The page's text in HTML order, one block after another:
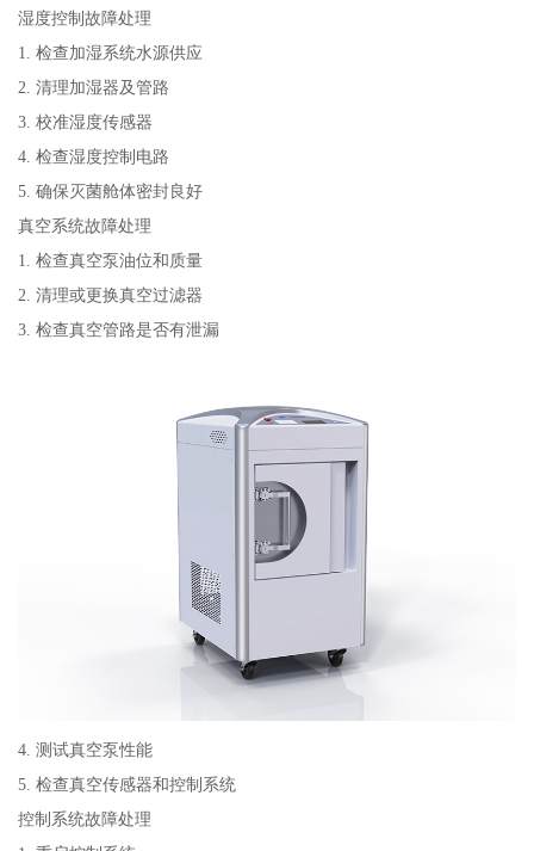
湿度控制故障处理
1. 检查加湿系统水源供应
2. 清理加湿器及管路
3. 校准湿度传感器
4. 检查湿度控制电路
5. 确保灭菌舱体密封良好
真空系统故障处理
1. 检查真空泵油位和质量
2. 清理或更换真空过滤器
3. 检查真空管路是否有泄漏
4. 测试真空泵性能
5. 检查真空传感器和控制系统
控制系统故障处理